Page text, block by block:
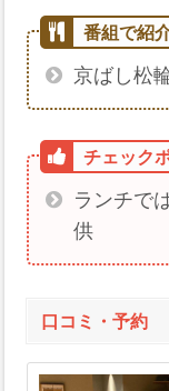
京ばし松
ランチで
供
口コミ・予約